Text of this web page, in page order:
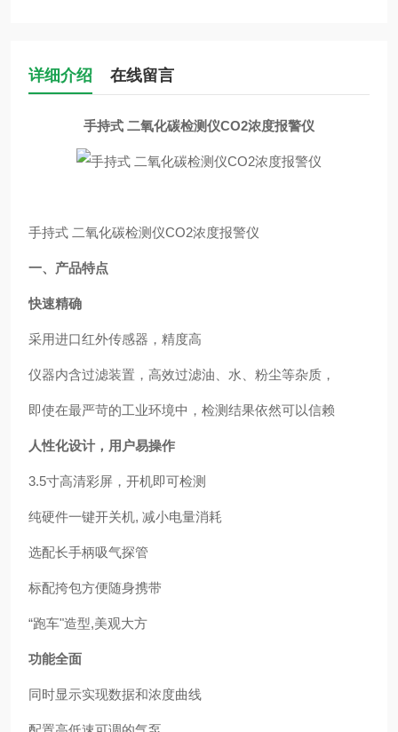
详细介绍 在线留言
手持式 二氧化碳检测仪CO2浓度报警仪
手持式 二氧化碳检测仪CO2浓度报警仪
一、产品特点
快速精确
采用进口红外传感器，精度高
仪器内含过滤装置，高效过滤油、水、粉尘等杂质，
即使在最严苛的工业环境中，检测结果依然可以信赖
人性化设计，用户易操作
3.5寸高清彩屏，开机即可检测
纯硬件一键开关机, 减小电量消耗
选配长手柄吸气探管
标配挎包方便随身携带
“跑车"造型,美观大方
功能全面
同时显示实现数据和浓度曲线